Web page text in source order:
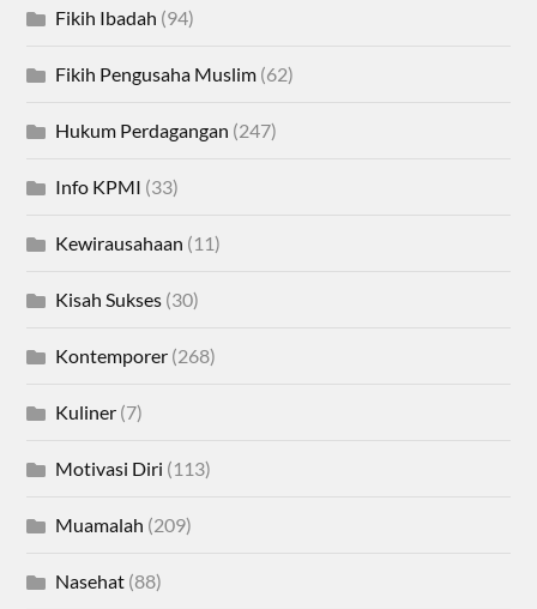
Fikih Ibadah (94)
Fikih Pengusaha Muslim (62)
Hukum Perdagangan (247)
Info KPMI (33)
Kewirausahaan (11)
Kisah Sukses (30)
Kontemporer (268)
Kuliner (7)
Motivasi Diri (113)
Muamalah (209)
Nasehat (88)